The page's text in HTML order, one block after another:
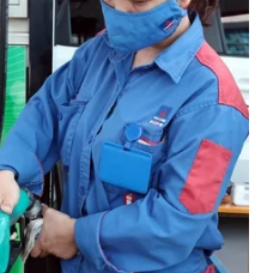
Độc lập